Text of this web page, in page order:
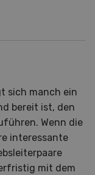
sich manch ein
bereit ist, den
Wenn die
interessante
mit dem